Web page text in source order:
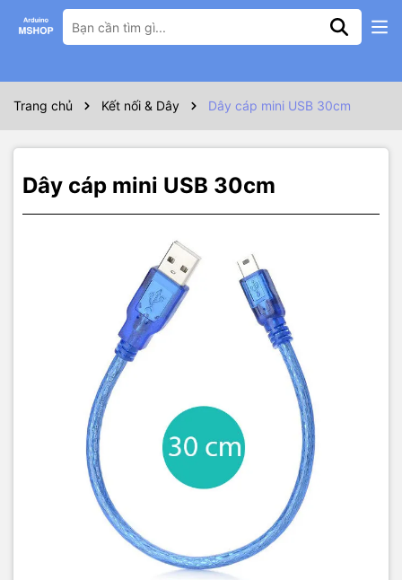
Trang chủ Kết nối & Dây Dây cáp mini USB 30cm
Dây cáp mini USB 30cm
Thông số kỹ thuật
– Chất liệu vỏ: nhựa
– Màu sắc: xanh
– Tương thích sử dụng cho arduino Nano, sạc điện thoại, máy nghe
nhạc, chuyển tín hiệu thiết bị điện tử..vv